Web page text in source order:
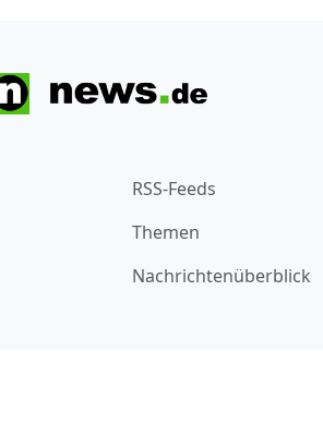
RSS-Feeds
Themen
Nachrichtenüberblick